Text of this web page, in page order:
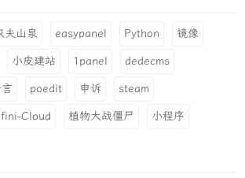
夫山泉 easypanel Python 镜像
小皮建站 1panel dedecms
poedit 申诉 steam
Cloud 植物大战僵尸 小程序